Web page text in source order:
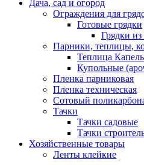
Дача, сад и огород
Ограждения для
Готовые грядки
Грядки
Парники, теплицы,
Теплица
Купольные
Пленка парниковая
Пленка техническая
Сотовый
Тачки
Тачки садовые
Тачки
Хозяйственные товары
Ленты клейкие